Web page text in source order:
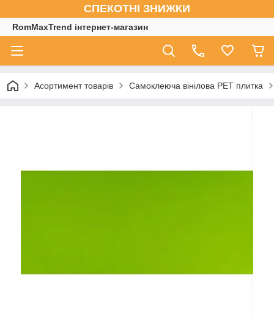
СПЕКОТНІ ЗНИЖКИ
RomMaxTrend інтернет-магазин
Асортимент товарів Самоклеюча вінілова PET плитка